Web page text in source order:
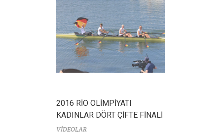
2016 RİO OLİMPİYATI
KADINLAR DÖRT ÇİFTE FİNALİ
VİDEOLAR